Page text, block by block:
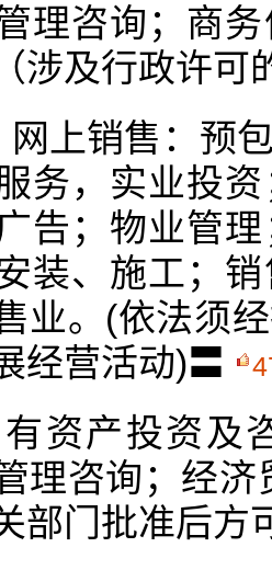
理咨询；商
涉及行政许可
网上销售：预
务，实业投
告；物业管
装、施工；
业。(依法须
经营活动)〓
资产投资及
理咨询；经
部门批准后方